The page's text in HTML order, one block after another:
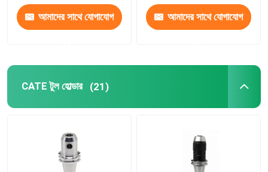
আমাদের সাথে যোগাযোগ আমাদের সাথে যোগাযোগ
CATE টুল হোল্ডার (21)